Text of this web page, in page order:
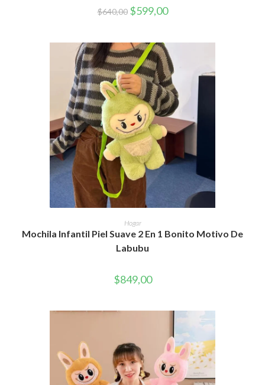
$640,00 El
precio
$640,00.
$599,00El
precio
$599,00.
SELECCIONAR OPCIONES
Este
tiene
múltiples
variantes.
Las
pueden
elegir
página
Hogar
Mochila Infantil Piel Suave 2 En 1 Bonito Motivo De
Labubu
$849,00